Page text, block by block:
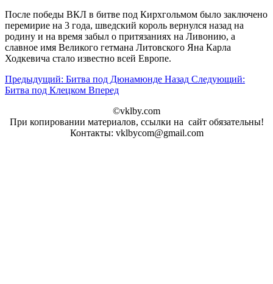
После победы ВКЛ в битве под Кирхгольмом было заключено
перемирие на 3 года, шведский король вернулся назад на
родину и на время забыл о притязаниях на Ливонию, а
славное имя Великого гетмана Литовского Яна Карла
Ходкевича стало известно всей Европе.
Предыдущий: Битва под Дюнамюнде Назад Следующий:
Битва под Клецком Вперед
©vklby.com
При копировании материалов, ссылки на сайт обязательны!
Контакты: vklbycom@gmail.com